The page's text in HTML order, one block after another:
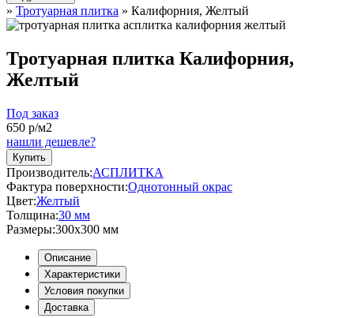
» Тротуарная плитка » Калифорния, Желтый
Тротуарная плитка Калифорния,
Желтый
Под заказ
650 р/м2
нашли дешевле?
Купить
Производитель:АСПЛИТКА
Фактура поверхности:Однотонный окрас
Цвет:Желтый
Толщина:30 мм
Размеры:300x300 мм
Описание
Характеристики
Условия покупки
Доставка